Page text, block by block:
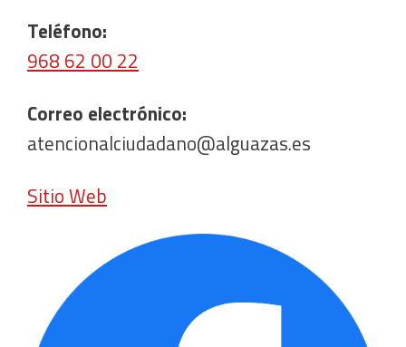
Teléfono:
968 62 00 22
Correo electrónico:
atencionalciudadano@alguazas.es
Sitio Web